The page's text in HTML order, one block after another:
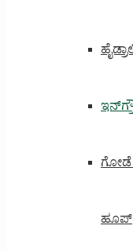
ಗೋಡೆ
ಹೂಪ್